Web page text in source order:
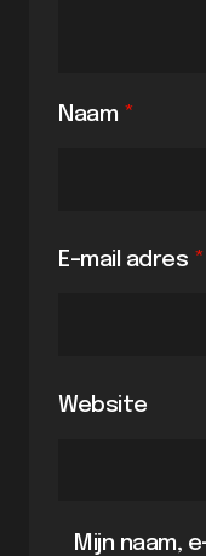
Naam *
E-mail adres *
Website
Mijn naam,